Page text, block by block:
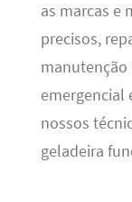
as marcas e
precisos,
emergencial
nossos
geladeira